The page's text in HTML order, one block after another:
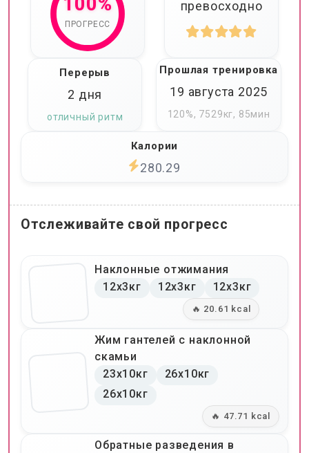
ПРОГРЕСС
превосходно
Перерыв
2 дня
отличный ритм
Прошлая тренировка
19 августа 2025
120%, 7529кг, 85мин
Калории
280.29
Отслеживайте свой прогресс
Наклонные отжимания
12x3кг
12x3кг 12x3кг
🔥 20.61 kcal
Жим гантелей с наклонной
скамьи
23x10кг
26x10кг
26x10кг
🔥 47.71 kcal
Обратные разведения в